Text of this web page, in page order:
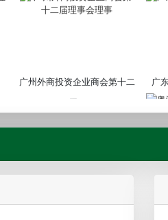
广州外商投资企业商会第十二
届...
广